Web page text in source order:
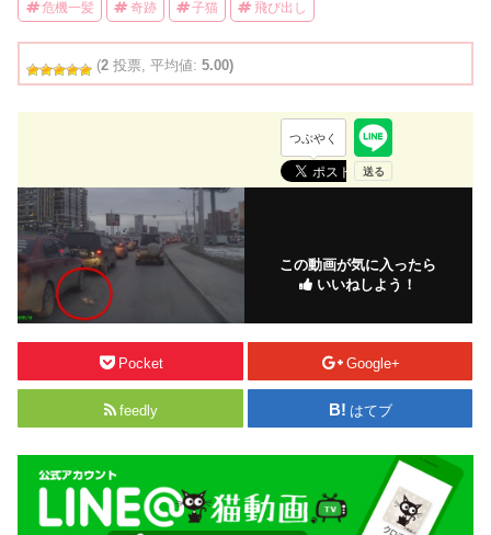
危機一髪 奇跡 子猫 飛び出し
(2 投票, 平均値:5.00)
つぶやく
この動画が気に入ったら
いいねしよう！
Pocket Google+
feedly はてブ